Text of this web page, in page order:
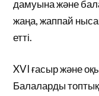
дамуына және
жаңа, жаппай
етті.
XVI ғасыр және
Балаларды